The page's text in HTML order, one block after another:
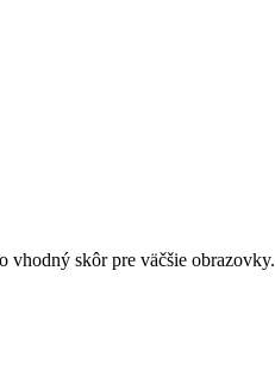
skôr pre väčšie obrazovky.